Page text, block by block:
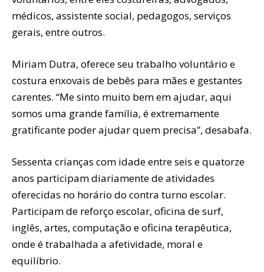
médicos, assistente social, pedagogos, serviços
gerais, entre outros.
Miriam Dutra, oferece seu trabalho voluntário e
costura enxovais de bebês para mães e gestantes
carentes. “Me sinto muito bem em ajudar, aqui
somos uma grande família, é extremamente
gratificante poder ajudar quem precisa”, desabafa.
Sessenta crianças com idade entre seis e quatorze
anos participam diariamente de atividades
oferecidas no horário do contra turno escolar.
Participam de reforço escolar, oficina de surf,
inglês, artes, computação e oficina terapêutica,
onde é trabalhada a afetividade, moral e
equilíbrio.